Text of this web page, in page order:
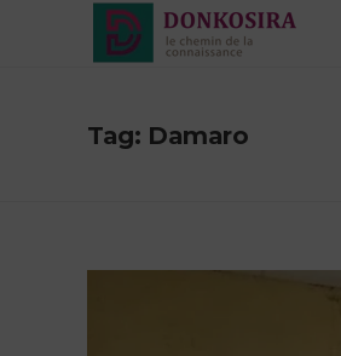
Tag: Damaro